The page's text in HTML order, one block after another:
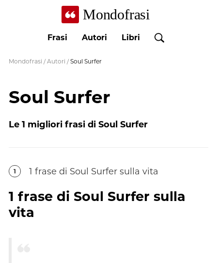
Mondofrasi
Frasi Autori Libri
Mondofrasi / Autori / Soul Surfer
Soul Surfer
Le 1 migliori frasi di Soul Surfer
1 1 frase di Soul Surfer sulla vita
1 frase di Soul Surfer sulla
vita